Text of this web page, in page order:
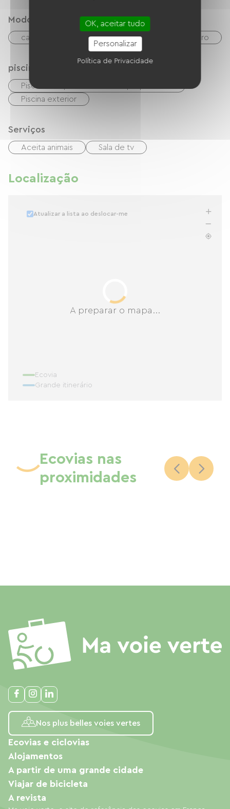
Modos de paiement
cartão do banco Verificações dinheiro
piscina
Piscina compartilhada com o proprietário.
Piscina exterior
Serviços
Aceita animais Sala de tv
Localização
A preparar o mapa...
Atualizar a lista ao deslocar-me
Ecovia
Grande itinerário
Ecovias nas
proximidades
Nos plus belles voies vertes
Ecovias e ciclovias
Alojamentos
A partir de uma grande cidade
Viajar de bicicleta
A revista
OK, aceitar tudo
Personalizar
Política de Privacidade